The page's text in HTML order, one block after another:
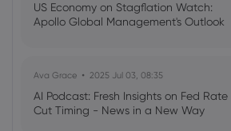
US Economy on Stagflation Watch:
Apollo Global Management's Outlook
Ava Grace 2025 Jul 03, 08:35
AI Podcast: Fresh Insights on Fed Rate
Cut Timing - News in a New Way